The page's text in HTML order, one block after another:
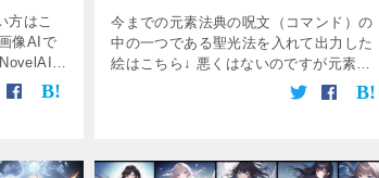
方はこ
像AIで
は
画像が
ビスで
今までの元素法典の呪文（コマンド）の
中の一つである聖光法を入れて出力した
絵はこちら↓ 悪くはないのですが元素法
典の絵はこちらです↓ なんか違
う・・・。 ちなみにこの絵のコマンドは